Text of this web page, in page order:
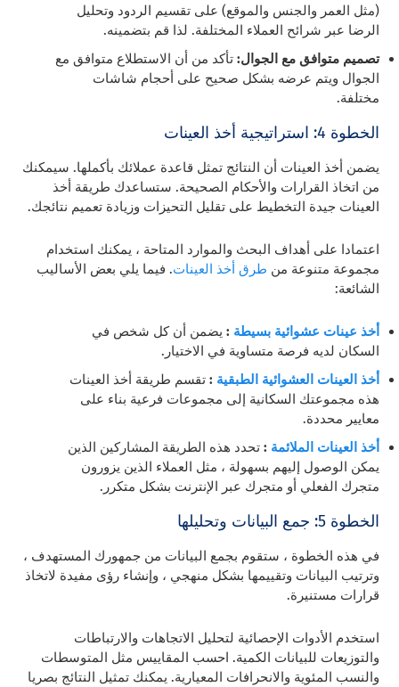
(مثل العمر والجنس والموقع) على تقسيم الردود وتحليل
الرضا عبر شرائح العملاء المختلفة. لذا قم بتضمينه.
تصميم متوافق مع الجوال: تأكد من أن الاستطلاع متوافق مع
الجوال ويتم عرضه بشكل صحيح على أحجام شاشات
مختلفة.
الخطوة 4: استراتيجية أخذ العينات
يضمن أخذ العينات أن النتائج تمثل قاعدة عملائك بأكملها. سيمكنك
من اتخاذ القرارات والأحكام الصحيحة. ستساعدك طريقة أخذ
العينات جيدة التخطيط على تقليل التحيزات وزيادة تعميم نتائجك.
اعتمادا على أهداف البحث والموارد المتاحة ، يمكنك استخدام
مجموعة متنوعة من طرق أخذ العينات. فيما يلي بعض الأساليب
الشائعة:
أخذ عينات عشوائية بسيطة : يضمن أن كل شخص في
السكان لديه فرصة متساوية في الاختيار.
أخذ العينات العشوائية الطبقية :تقسم طريقة أخذ العينات
هذه مجموعتك السكانية إلى مجموعات فرعية بناء على
معايير محددة.
أخذ العينات الملائمة :تحدد هذه الطريقة المشاركين الذين
يمكن الوصول إليهم بسهولة ، مثل العملاء الذين يزورون
متجرك الفعلي أو متجرك عبر الإنترنت بشكل متكرر.
الخطوة 5: جمع البيانات وتحليلها
في هذه الخطوة ، ستقوم بجمع البيانات من جمهورك المستهدف ،
وترتيب البيانات وتقييمها بشكل منهجي ، وإنشاء رؤى مفيدة لاتخاذ
قرارات مستنيرة.
استخدم الأدوات الإحصائية لتحليل الاتجاهات والارتباطات
والتوزيعات للبيانات الكمية. احسب المقاييس مثل المتوسطات
والنسب المئوية والانحرافات المعيارية. يمكنك تمثيل النتائج بصريا